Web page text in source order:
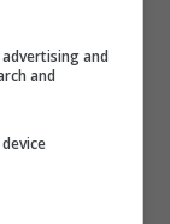
and
and